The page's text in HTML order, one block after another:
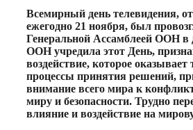
Print
Всемирный день телевидения,
ежегодно 21 ноября, был
Генеральной Ассамблеей ООН в
ООН учредила этот День,
воздействие, которое оказывает
процессы принятия решений,
внимание всего мира к
миру и безопасности. Трудно
влияние и воздействие на